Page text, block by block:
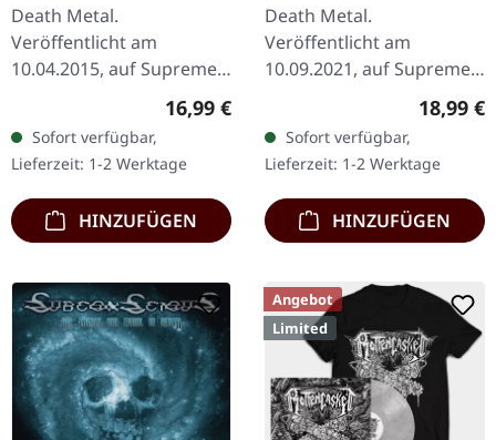
Death Metal.
Veröffentlicht am
10.04.2015, auf Supreme
Transparentes Vinyl mit
Insert. Limitiert auf 100
handnummerierte
Exemplare.…
Regulärer Preis:
16,99 €
Sofort verfügbar,
Lieferzeit: 1-2 Werktage
HINZUFÜGEN
Death Metal.
Veröffentlicht am
10.09.2021, auf Supreme
Chaos Records. Weißes
Vinyl im schweren Cover
mit Insert. Limitiert auf
200 handnummerierte…
18,99 €
Sofort verfügbar,
Lieferzeit: 1-2 Werktage
HINZUFÜGEN
Angebot
Limited